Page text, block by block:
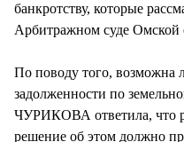
банкротству, которые
Арбитражном суде Омской
По поводу того, возможна
задолженности по
ЧУРИКОВА ответила, что
решение об этом должно